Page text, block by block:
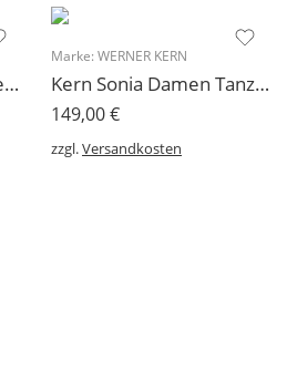
Kern Modell Ines Damen Tanzschuh 5 oder 6,5 cm
Marke: WERNER KERN
Kern Sonia Damen Tanzschuh Werner Kern Comfortfußbett 5 cm
149,00€
zzgl.Versandkosten